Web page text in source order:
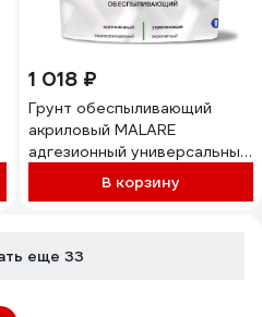
1 018 ₽
Грунт обеспыливающий
акриловый MALARE
адгезионный универсальный,
без запаха быстросохнущий,
белый, 1 кг 4610362814847
В корзину
еще 33